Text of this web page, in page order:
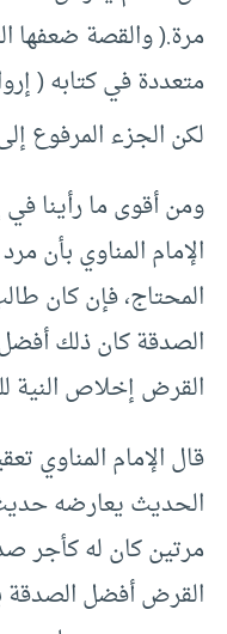
مرة.( والقصة ضعفها
لكن الجزء المرفوع
ومن أقوى ما رأينا في
الإمام المناوي بأن
المحتاج، فإن كان
الصدقة كان ذلك
القرض إخلاص النية
قال الإمام المناوي
الحديث يعارضه
مرتين كان له كأجر
القرض أفضل الصدقة